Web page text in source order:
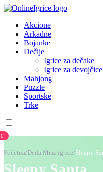
Akcione
Arkadne
Bojanke
Dečije
Igrice za dečake
Igrice za devojčice
Mahjong
Puzzle
Sportske
Trke
0
Početna/ Deda Mraz igrice/Sleepy